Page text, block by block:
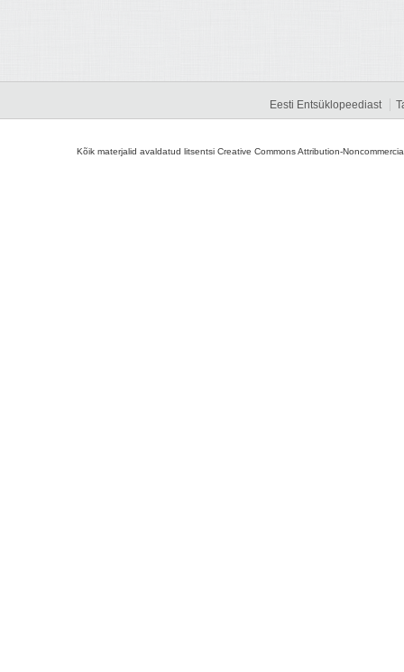
Eesti Entsüklopeediast
Kõik materjalid avaldatud litsentsi Creative Commons Attribution-